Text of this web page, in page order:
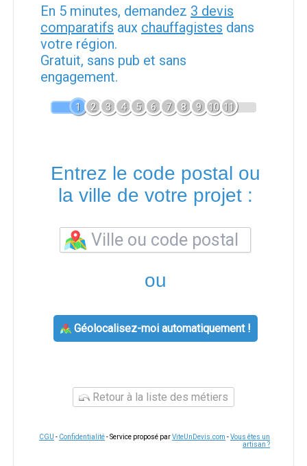
En 5 minutes, demandez 3 devis
comparatifs aux chauffagistes dans
votre région.
Gratuit, sans pub et sans
engagement.
1 2 3 4 5 6 7 8 9 10 11
Entrez le code postal ou
la ville de votre projet :
ou
Géolocalisez-moi automatiquement !
Retour à la liste des métiers
CGU - Confidentialité- Service proposé parViteUnDevis.com -Vous êtes un
artisan ?